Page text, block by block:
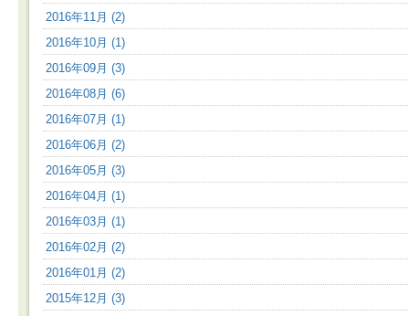
2016年11月 (2)
2016年10月 (1)
2016年09月 (3)
2016年08月 (6)
2016年07月 (1)
2016年06月 (2)
2016年05月 (3)
2016年04月 (1)
2016年03月 (1)
2016年02月 (2)
2016年01月 (2)
2015年12月 (3)